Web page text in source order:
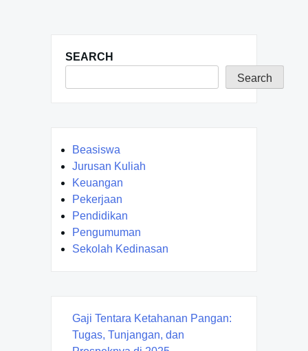
SEARCH
Search
Beasiswa
Jurusan Kuliah
Keuangan
Pekerjaan
Pendidikan
Pengumuman
Sekolah Kedinasan
Gaji Tentara Ketahanan Pangan:
Tugas, Tunjangan, dan